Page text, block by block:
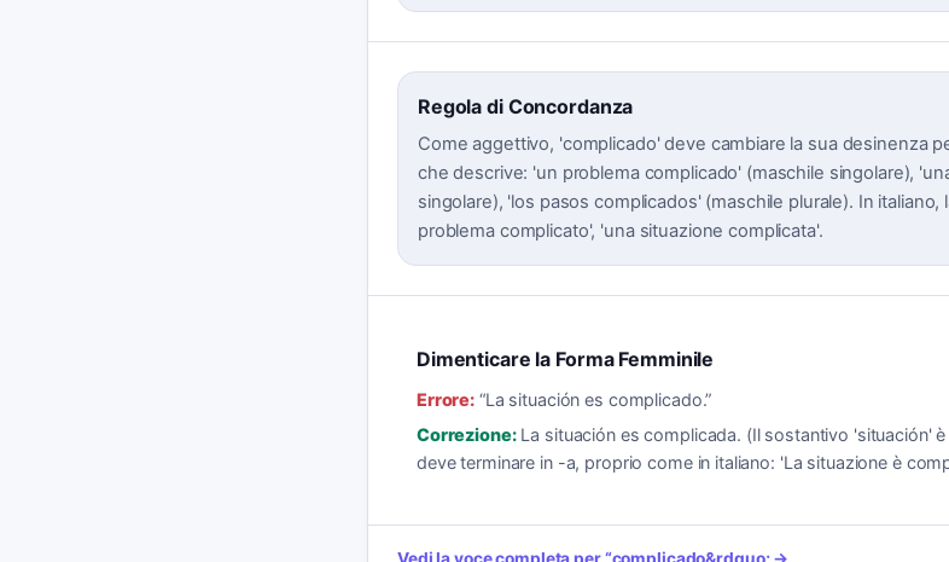
Regola di Concordanza
Come aggettivo, 'complicado' deve cambiare la sua desinenza
che descrive: 'un problema complicado' (maschile singolare),
singolare), 'los pasos complicados' (maschile plurale). In italiano,
problema complicato', 'una situazione complicata'.
Dimenticare la Forma Femminile
Errore: “La situación es complicado.”
Correzione: La situación es complicada. (Il sostantivo 'situación'
deve terminare in -a, proprio come in italiano: 'La situazione è
Vedi la voce completa per“complicado&rdquo; →